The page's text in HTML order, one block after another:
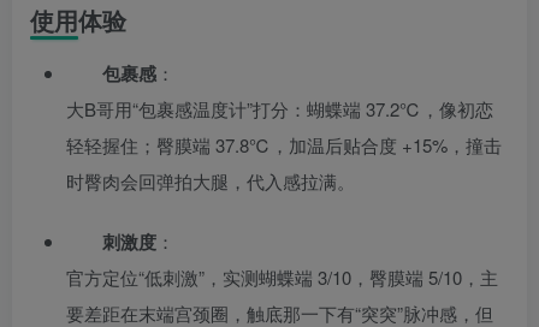
使用体验
包裹感 ：
大B哥用“包裹感温度计”打分：蝴蝶端 37.2℃，像初恋
轻轻握住；臀膜端 37.8℃，加温后贴合度 +15%，撞击
时臀肉会回弹拍大腿，代入感拉满。
刺激度 ：
官方定位“低刺激”，实测蝴蝶端 3/10，臀膜端 5/10，主
要差距在末端宫颈圈，触底那一下有“突突”脉冲感，但